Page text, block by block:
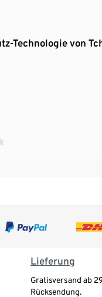
Technologie von
Lieferung
Gratisversand ab
Rücksendung.